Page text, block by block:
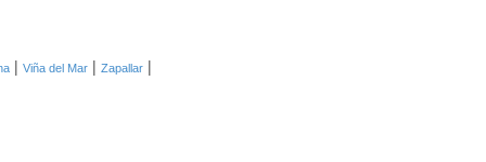
| Viña del Mar | Zapallar |